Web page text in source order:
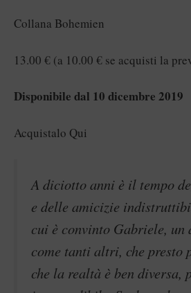
Collana Bohemien
13.00 € (a 10.00 € se acquisti la
Disponibile dal 10 dicembre 2019
Acquistalo Qui
A diciotto anni è il tempo
e delle amicizie
cui è convinto Gabriele, un
come tanti altri, che presto
che la realtà è ben diversa,